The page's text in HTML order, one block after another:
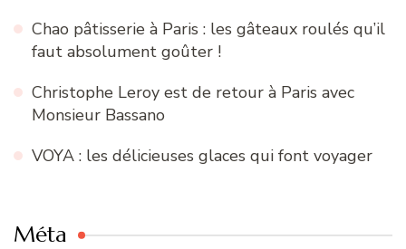
Chao pâtisserie à Paris : les gâteaux roulés qu’il
faut absolument goûter !
Christophe Leroy est de retour à Paris avec
Monsieur Bassano
VOYA : les délicieuses glaces qui font voyager
Méta